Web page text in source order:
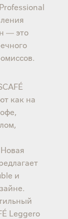
— это
как на
и
Leggero